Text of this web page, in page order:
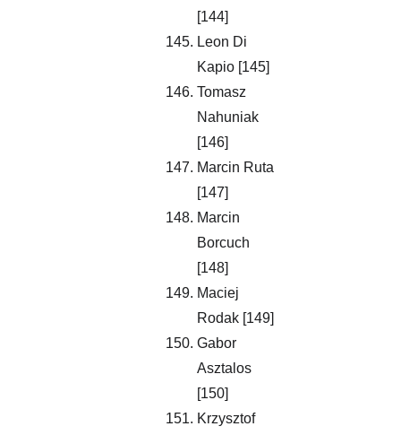
[144]
Leon Di
Kapio [145]
Tomasz
Nahuniak
[146]
Marcin Ruta
[147]
Marcin
Borcuch
[148]
Maciej
Rodak [149]
Gabor
Asztalos
[150]
Krzysztof